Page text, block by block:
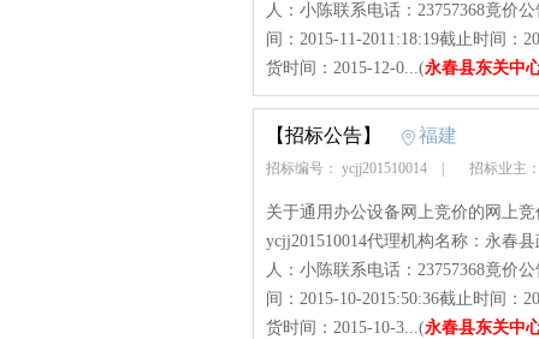
人：小陈联系电话：23757368竟价
间：2015-11-2011:18:19截止时间：
货时间：2015-12-0...(永春县东关中
【招标公告】 福建
招标编号： ycjj201510014 招标业主
关于通用办公设备网上竞价的网上
ycjj201510014代理机构名称：永春
人：小陈联系电话：23757368竟价
间：2015-10-2015:50:36截止时间：
货时间：2015-10-3...(永春县东关中